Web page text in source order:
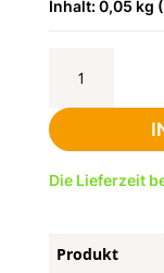
Inhalt: 0,05 kg
Beurre
salé
et
Sel
de
Die Lieferzeit
Produkt